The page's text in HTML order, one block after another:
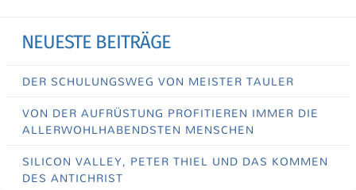
NEUESTE BEITRÄGE
DER SCHULUNGSWEG VON MEISTER TAULER
VON DER AUFRÜSTUNG PROFITIEREN IMMER DIE
ALLERWOHLHABENDSTEN MENSCHEN
SILICON VALLEY, PETER THIEL UND DAS KOMMEN
DES ANTICHRIST